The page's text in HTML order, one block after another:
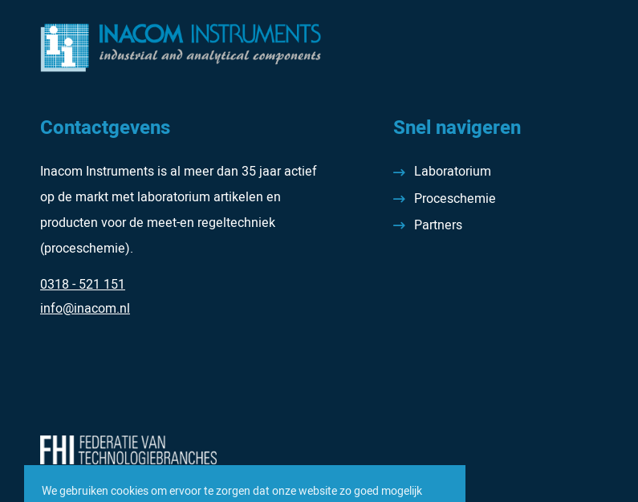
Contactgevens
Inacom Instruments is al meer dan 35 jaar actief
op de markt met laboratorium artikelen en
producten voor de meet-en regeltechniek
(proceschemie).
0318 - 521 151
info@inacom.nl
Snel navigeren
Laboratorium
Proceschemie
Partners
We gebruiken cookies om ervoor te zorgen dat onze website zo goed mogelijk